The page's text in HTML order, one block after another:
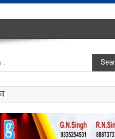
Search
for: